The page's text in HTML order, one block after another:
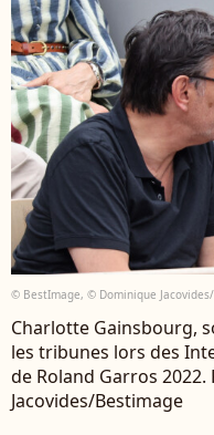
© BestImage, © Dominique
Charlotte Gainsbourg,
les tribunes lors des
de Roland Garros
Jacovides/Bestimage